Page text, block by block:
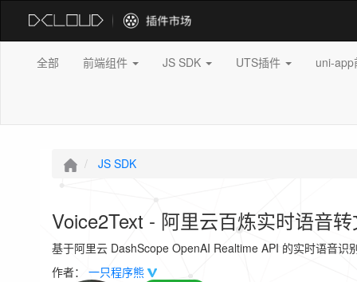
全部 前端组件 JS SDK UTS插件 uni-
JS SDK
Voice2Text - 阿里云百炼实时语音
基于阿里云 DashScope OpenAI Realtime API 的实时语音识
作者：一只程序熊